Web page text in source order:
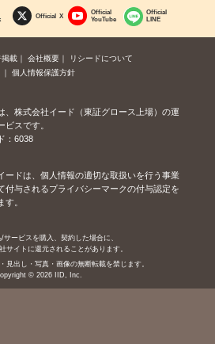
Official X
Official
YouTube
Official
LINE
掲載 会社概要
リシードについて
個人情報保護方針
、株式会社イード（東証グロース上場）の運
ビスです。
：6038
ードは、個人情報の適切な取扱いを行う事業
付与されるプライバシーマークの付与認定を
す。
サービスを購入、契約した場合に、
サイトに還元されることがあります。
見出し・写真・画像の無断転載を禁じます。
© 2026 IID, Inc.